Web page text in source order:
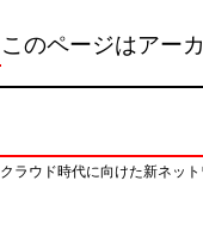
このページはアー
クラウド時代に向けた新ネッ